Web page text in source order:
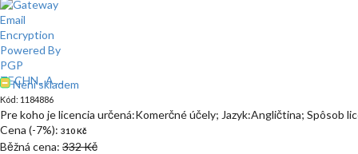
Není skladem
Kód: 1184886
Pre koho je licencia určená:Komerčné účely; Jazyk:Angličtina; Spôsob
Cena (-7%): 310 Kč
Běžná cena: 332 Kč